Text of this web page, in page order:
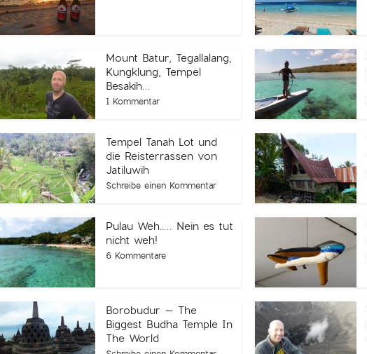
Mount Batur, Tegallalang,
Kungklung, Tempel
Besakih...
1 Kommentar
Tempel Tanah Lot und
die Reisterrassen von
Jatiluwih
Schreibe einen Kommentar
Pulau Weh….. Nein es tut
nicht weh!
6 Kommentare
Borobudur – The
Biggest Budha Temple In
The World